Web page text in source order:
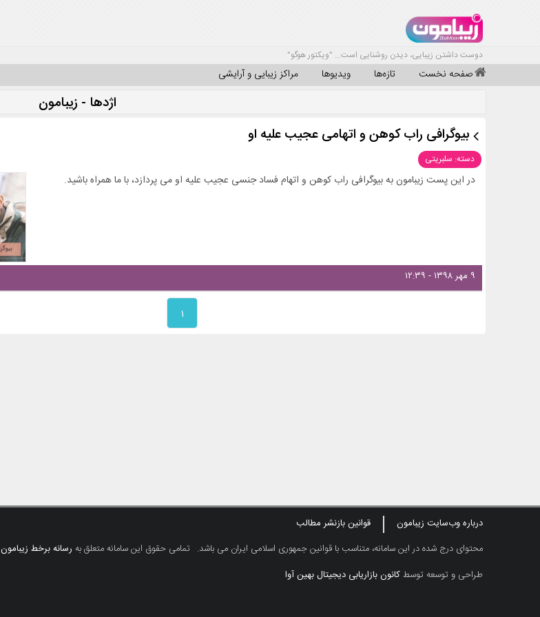
دوست داشتن زیبایی، دیدن روشنایی است... "ویکتور هوگو"
صفحه نخست تازه‌ها ویدیوها مراکز زیبایی و آرایشی
اژدها - زیبامون
بیوگرافی راب کوهن و اتهامی عجیب علیه او
دسته: سلبریتی
در این پست زیبامون به بیوگرافی راب کوهن و اتهام فساد جنسی عجیب علیه او می پردازد، با ما همراه باشید.
۹ مهر ۱۳۹۸ - ۱۲:۳۹
۱
درباره وب‌سایت زیبامون
قوانین بازنشر مطالب
محتوای درج شده در این سامانه، متناسب با قوانین جمهوری اسلامی ایران می باشد. تمامی حقوق این سامانه متعلق به رسانه برخط زیبامون
طراحی و توسعه توسطکانون بازاریابی دیجیتال بهین آوا